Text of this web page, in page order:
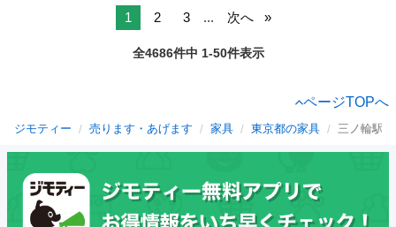
1 2 3 ... 次へ
全4686件中 1-50件表示
ページTOPへ
ジモティー 売ります・あげます 家具 東京都の家具 三ノ輪駅